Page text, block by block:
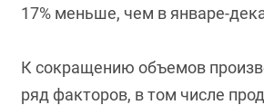
17% меньше, чем в январе-
К сокращению объемов
ряд факторов, в том числе